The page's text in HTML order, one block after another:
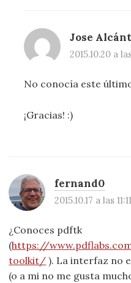
Jose
2015.10.20 a
No conocía este
¡Gracias! :)
fernand0
2015.10.17 a las 11:11
¿Conoces pdftk
(https://
toolkit/ ). La interfaz no
(o a mi no me gusta